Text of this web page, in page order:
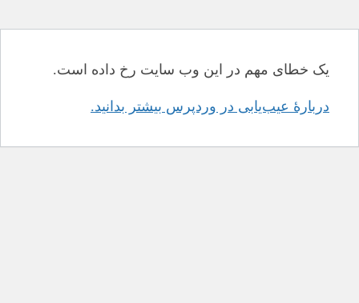
یک خطای مهم در این وب سایت رخ داده است.
دربارهٔ عیب‌یابی در وردپرس بیشتر بدانید.